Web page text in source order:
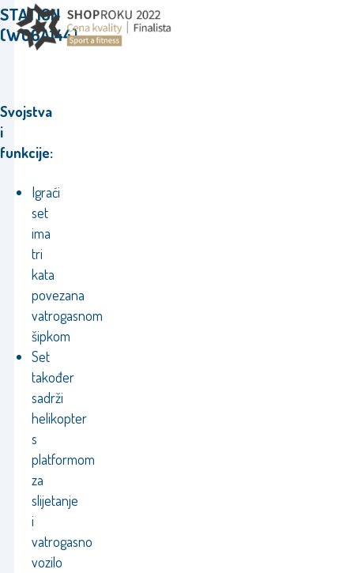
STATION
(W06A144).
Svojstva
i
funkcije:
Igraći
set
ima
tri
kata
povezana
vatrogasnom
šipkom
Set
također
sadrži
helikopter
s
platformom
za
slijetanje
i
vatrogasno
vozilo